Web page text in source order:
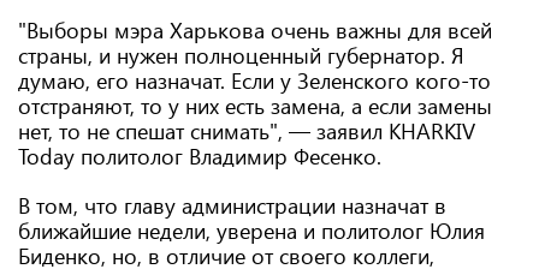
"Выборы мэра Харькова очень важны для всей
страны, и нужен полноценный губернатор. Я
думаю, его назначат. Если у Зеленского кого-то
отстраняют, то у них есть замена, а если замены
нет, то не спешат снимать", — заявил KHARKIV
Today политолог Владимир Фесенко.
В том, что главу администрации назначат в
ближайшие недели, уверена и политолог Юлия
Биденко, но, в отличие от своего коллеги,